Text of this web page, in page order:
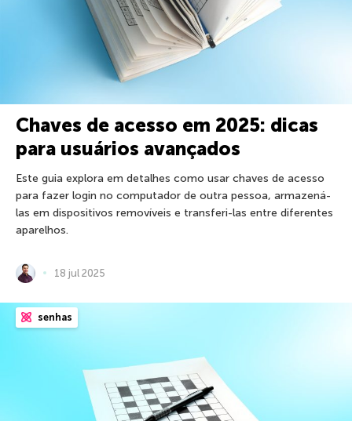
Chaves de acesso em 2025: dicas
para usuários avançados
Este guia explora em detalhes como usar chaves de acesso
para fazer login no computador de outra pessoa, armazená-
las em dispositivos removíveis e transferi-las entre diferentes
aparelhos.
18 jul 2025
senhas